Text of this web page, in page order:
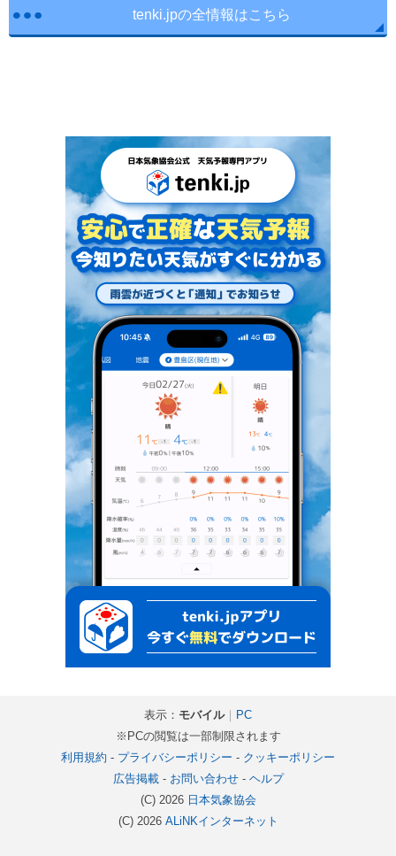
tenki.jpの全情報はこちら
表示： モバイル｜ PC
※PCの閲覧は一部制限されます
利用規約 - プライバシーポリシー - クッキーポリシー
広告掲載- お問い合わせ- ヘルプ
(C) 2026 日本気象協会
(C) 2026 ALiNKインターネット